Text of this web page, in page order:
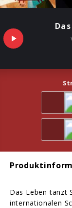
Das Leben tanzt
internationalen